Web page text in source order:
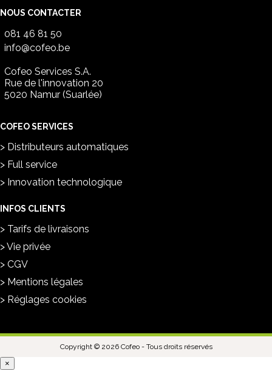
NOUS CONTACTER
081 46 81 50
info@cofeo.be
Cofeo Services S.A.
Rue de l'innovation 20
5020 Namur (Suarlée)
COFEO SERVICES
Distributeurs automatiques
Full service
Innovation technologique
INFOS CLIENTS
Tarifs de livraisons
Vie privée
CGV
Mentions légales
Réglages cookies
Copyright © 2026 Cofeo - Tous droits réservés
×